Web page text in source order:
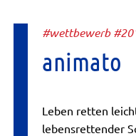
#wettbewerb
animato
Leben retten
lebensrettender